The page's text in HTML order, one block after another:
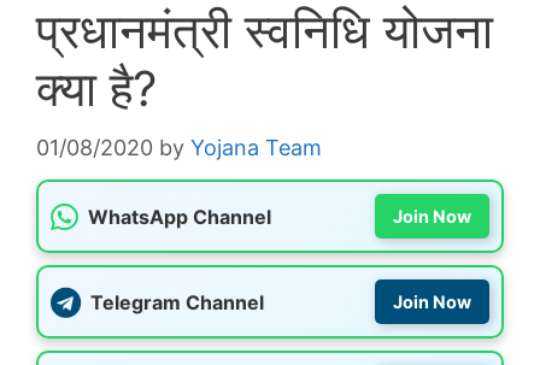
प्रधानमंत्री स्वनिधि योजना
क्या है?
01/08/2020 by Yojana Team
WhatsApp Channel Join Now
Telegram Channel Join Now